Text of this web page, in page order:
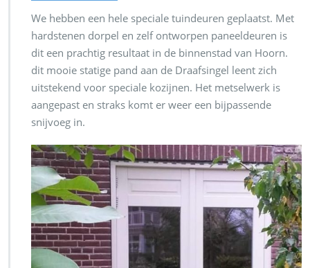
We hebben een hele speciale tuindeuren geplaatst. Met
hardstenen dorpel en zelf ontworpen paneeldeuren is
dit een prachtig resultaat in de binnenstad van Hoorn.
dit mooie statige pand aan de Draafsingel leent zich
uitstekend voor speciale kozijnen. Het metselwerk is
aangepast en straks komt er weer een bijpassende
snijvoeg in.